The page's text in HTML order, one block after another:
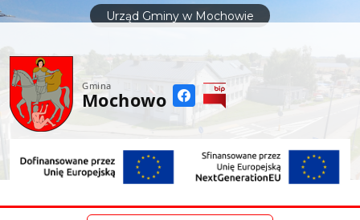
treści
Urząd Gminy w Mochowie
Gmina
Mochowo